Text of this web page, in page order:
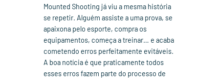
Mounted Shooting já viu a mesma história
se repetir. Alguém assiste a uma prova, se
apaixona pelo esporte, compra os
equipamentos, começa a treinar… e acaba
cometendo erros perfeitamente evitáveis.
A boa notícia é que praticamente todos
esses erros fazem parte do processo de